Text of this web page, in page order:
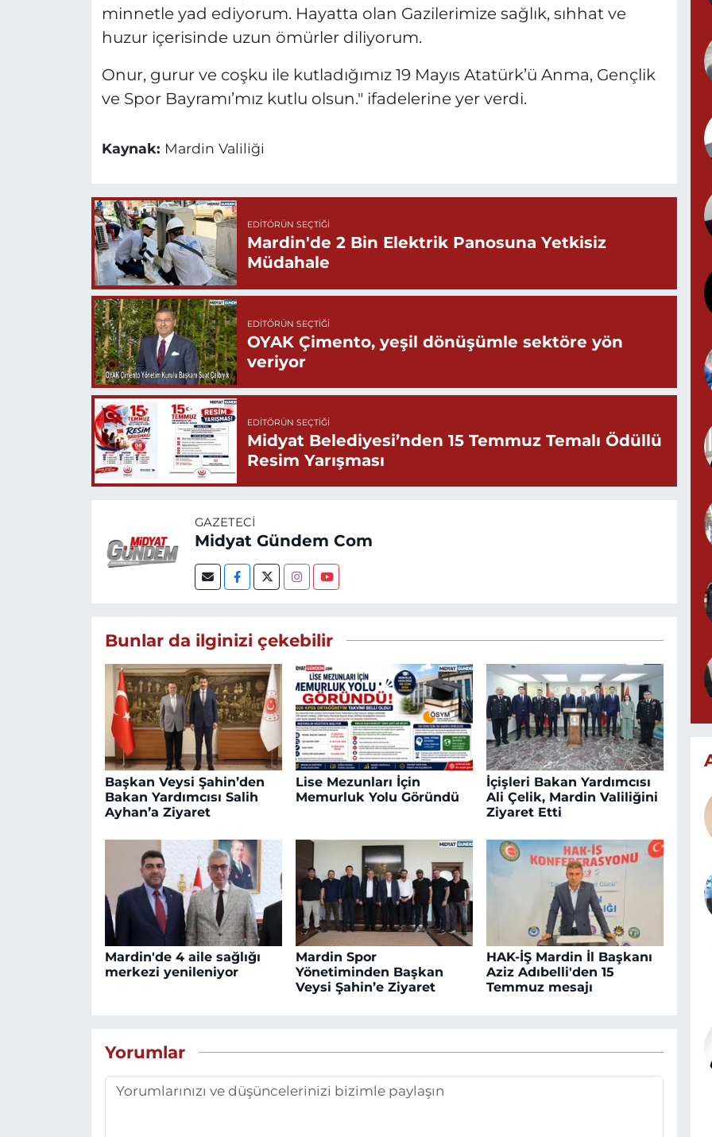
minnetle yad ediyorum. Hayatta olan Gazilerimize sağlık, sıhhat ve
huzur içerisinde uzun ömürler diliyorum.
Onur, gurur ve coşku ile kutladığımız 19 Mayıs Atatürk’ü Anma, Gençlik
ve Spor Bayramı’mız kutlu olsun." ifadelerine yer verdi.
Kaynak: Mardin Valiliği
EDITÖRÜN SEÇTIĞI
Mardin'de 2 Bin Elektrik Panosuna Yetkisiz
Müdahale
EDITÖRÜN SEÇTIĞI
OYAK Çimento, yeşil dönüşümle sektöre yön
veriyor
EDITÖRÜN SEÇTIĞI
Midyat Belediyesi’nden 15 Temmuz Temalı Ödüllü
Resim Yarışması
GAZETECI
Midyat Gündem Com
Bunlar da ilginizi çekebilir
Başkan Veysi Şahin’den
Bakan Yardımcısı Salih
Ayhan’a Ziyaret
Lise Mezunları İçin
Memurluk Yolu Göründü
İçişleri Bakan Yardımcısı
Ali Çelik, Mardin Valiliğini
Ziyaret Etti
Mardin'de 4 aile sağlığı
merkezi yenileniyor
Mardin Spor
Yönetiminden Başkan
Veysi Şahin’e Ziyaret
HAK-İŞ Mardin İl Başkanı
Aziz Adıbelli'den 15
Temmuz mesajı
Yorumlar